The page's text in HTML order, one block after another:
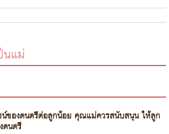
นแม่
น์ของดนตรีต่อลูกน้อย คุณแม่ควรสนับสนุน ให้ลูก
ดนตรี